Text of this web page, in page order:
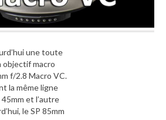
une toute
objectif macro
f/2.8 Macro VC.
la même ligne
et l’autre
le SP 85mm